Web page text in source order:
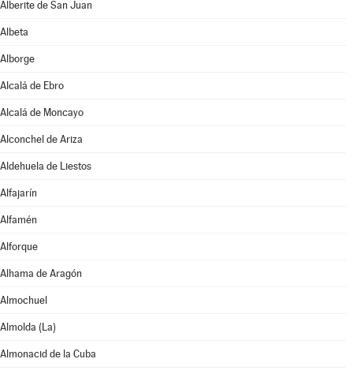
Alberite de San Juan
Albeta
Alborge
Alcalá de Ebro
Alcalá de Moncayo
Alconchel de Ariza
Aldehuela de Liestos
Alfajarín
Alfamén
Alforque
Alhama de Aragón
Almochuel
Almolda (La)
Almonacid de la Cuba